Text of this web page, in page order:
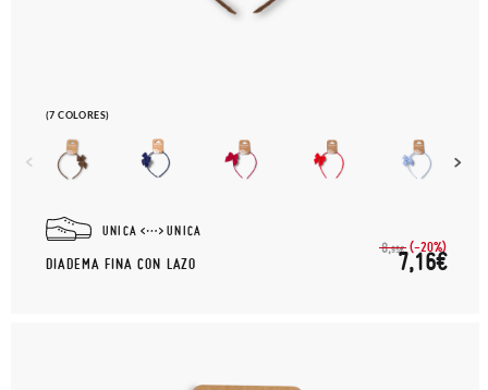
(7 COLORES)
UNICA UNICA
DIADEMA FINA CON LAZO
8,95€ (-20%)
7,16€